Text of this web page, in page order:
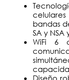
bandas
SA y
WiFi 6